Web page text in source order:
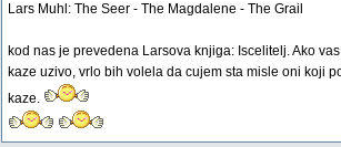
Lars Muhl: The Seer - The Magdalene - The Grail
kod nas je prevedena Larsova knjiga: Iscelitelj. Ako
kaze uzivo, vrlo bih volela da cujem sta misle oni koji
kaze.